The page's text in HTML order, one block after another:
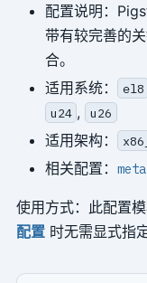
配置说明：
带有较完善的
合。
适用系统：
el8
u24 , u26
适用架构：
相关配置： meta
使用方式：此配置
配置时无需显式指